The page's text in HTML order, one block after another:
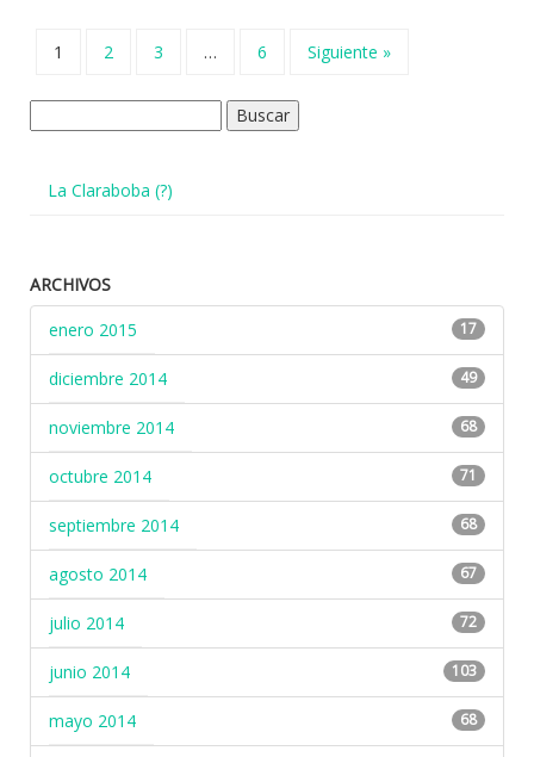
1 2 3 … 6 Siguiente »
La Claraboba (?)
ARCHIVOS
enero 2015
17
diciembre 2014 49
noviembre 2014 68
octubre 2014 71
septiembre 2014 68
agosto 2014 67
julio 2014 72
junio 2014 103
mayo 2014 68